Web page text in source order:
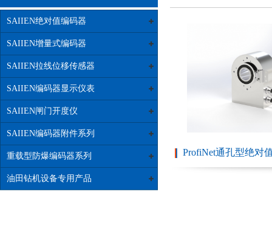
SAIIEN绝对值编码器
SAIIEN增量式编码器
SAIIEN拉线位移传感器
SAIIEN编码器显示仪表
SAIIEN闸门开度仪
SAIIEN编码器附件系列
重载型防爆编码器系列
油田钻机设备专用产品
ProfiNet通孔型绝对